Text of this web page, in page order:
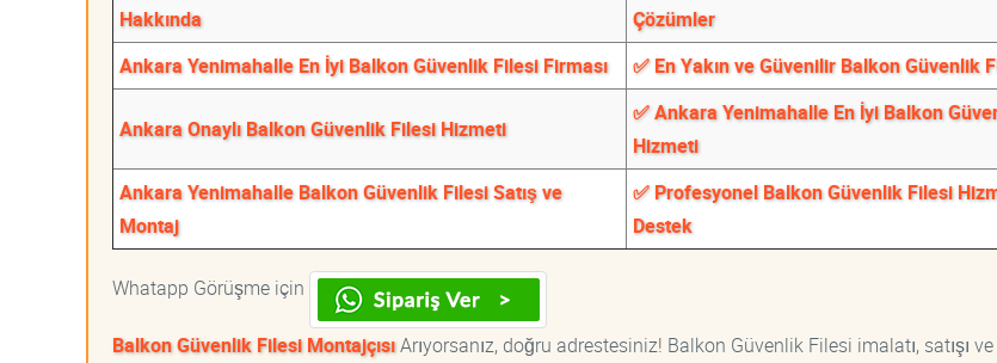
Hakkında
Çözümler
Ankara Yenimahalle En İyi Balkon Güvenlik Filesi Firması
✅ En Yakın ve Güvenilir Balkon Güvenlik
Ankara Onaylı Balkon Güvenlik Filesi Hizmeti
✅ Ankara Yenimahalle En İyi Balkon
Hizmeti
Ankara Yenimahalle Balkon Güvenlik Filesi Satış ve
Montaj
✅ Profesyonel Balkon Güvenlik Filesi
Destek
Whatapp Görüşme için
Balkon Güvenlik Filesi MontajçısıArıyorsanız, doğru adrestesiniz! Balkon Güvenlik Filesi imalatı, satışı